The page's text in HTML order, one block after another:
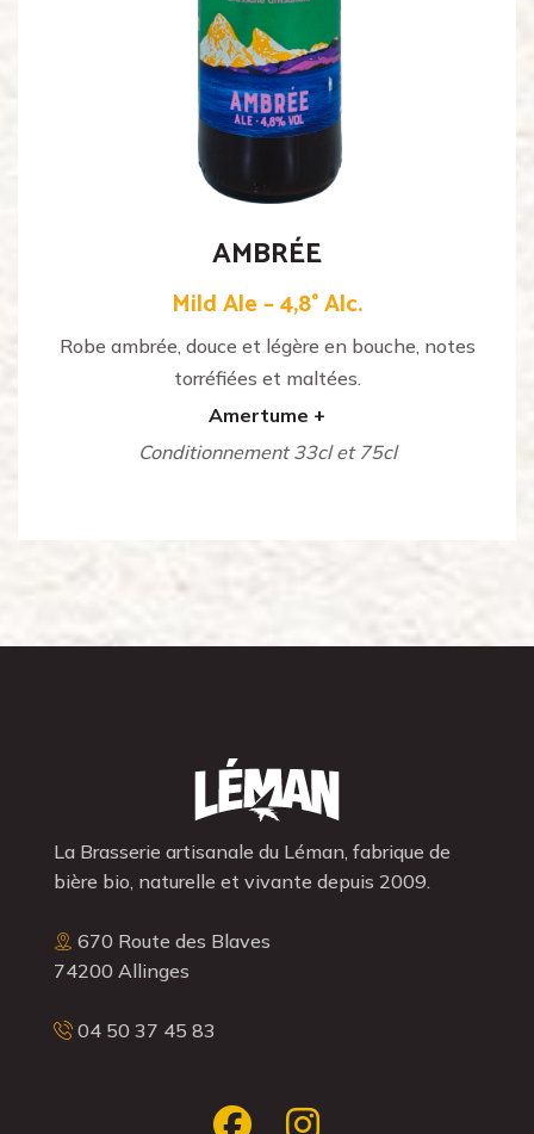
AMBRÉE
Mild Ale – 4,8° Alc.
Robe ambrée, douce et légère en bouche, notes
torréfiées et maltées.
Amertume +
Conditionnement 33cl et 75cl
La Brasserie artisanale du Léman, fabrique de
bière bio, naturelle et vivante depuis 2009.
670 Route des Blaves
74200 Allinges
04 50 37 45 83